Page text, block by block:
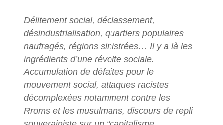
Délitement social, déclassement,
désindustrialisation, quartiers populaires
naufragés, régions sinistrées… Il y a là les
ingrédients d’une révolte sociale.
Accumulation de défaites pour le
mouvement social, attaques racistes
décomplexées notamment contre les
Rroms et les musulmans, discours de repli